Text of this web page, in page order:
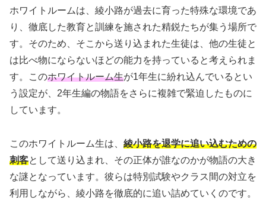
ホワイトルームは、綾小路が過去に育った特殊な環境であ
り、徹底した教育と訓練を施された精鋭たちが集う場所で
す。そのため、そこから送り込まれた生徒は、他の生徒と
は比べ物にならないほどの能力を持っていると考えられま
す。このホワイトルーム生が1年生に紛れ込んでいるとい
う設定が、2年生編の物語をさらに複雑で緊迫したものに
しています。
このホワイトルーム生は、 綾小路を退学に追い込むための
刺客として送り込まれ、その正体が誰なのかが物語の大き
な謎となっています。彼らは特別試験やクラス間の対立を
利用しながら、綾小路を徹底的に追い詰めていくのです。